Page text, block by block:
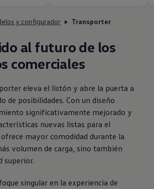
y configurador Transporter
al futuro de los
comerciales
eleva el listón y abre la puerta a
de posibilidades. Con un diseño
significativamente mejorado y
nuevas listas para el
mayor comodidad durante la
volumen de carga, sino también
superior.
singular en la experiencia de